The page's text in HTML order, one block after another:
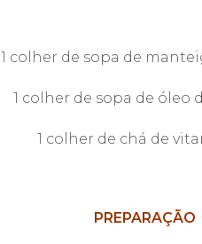
1 colher de sopa de
1 colher de sopa de óleo
1 colher de chá de
PREPARAÇÃO